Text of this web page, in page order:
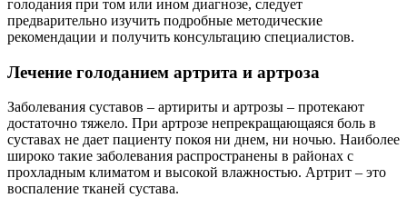
голодания при том или ином диагнозе, следует
предварительно изучить подробные методические
рекомендации и получить консультацию специалистов.
Лечение голоданием артрита и артроза
Заболевания суставов – артириты и артрозы – протекают
достаточно тяжело. При артрозе непрекращающаяся боль в
суставах не дает пациенту покоя ни днем, ни ночью. Наиболее
широко такие заболевания распространены в районах с
прохладным климатом и высокой влажностью. Артрит – это
воспаление тканей сустава.